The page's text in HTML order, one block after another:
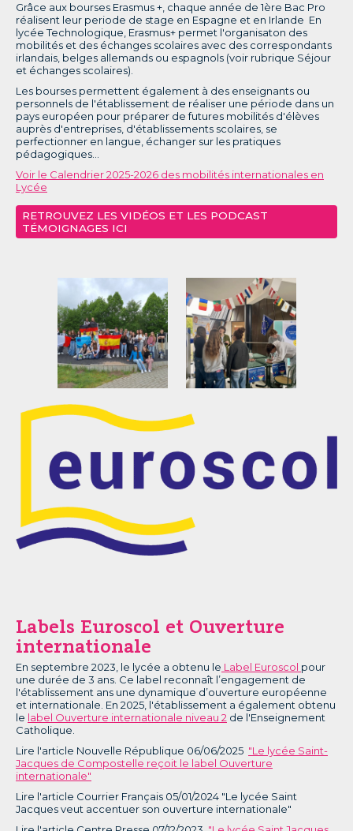
Grâce aux bourses Erasmus +, chaque année de 1ère Bac Pro
réalisent leur periode de stage en Espagne et en Irlande En
lycée Technologique, Erasmus+ permet l'organisaton des
mobilités et des échanges scolaires avec des correspondants
irlandais, belges allemands ou espagnols (voir rubrique Séjour
et échanges scolaires).
Les bourses permettent également à des enseignants ou
personnels de l'établissement de réaliser une période dans un
pays européen pour préparer de futures mobilités d'élèves
auprès d'entreprises, d'établissements scolaires, se
perfectionner en langue, échanger sur les pratiques
pédagogiques...
Voir le Calendrier 2025-2026 des mobilités internationales en
Lycée
RETROUVEZ LES VIDÉOS ET LES PODCAST
TÉMOIGNAGES ICI
Labels Euroscol et Ouverture
internationale
En septembre 2023, le lycée a obtenu le Label Euroscol pour
une durée de 3 ans. Ce label reconnaît l’engagement de
l'établissement ans une dynamique d’ouverture européenne
et internationale. En 2025, l'établissement a également obtenu
le label Ouverture internationale niveau 2 de l'Enseignement
Catholique.
Lire l'article Nouvelle République 06/06/2025 "Le lycée Saint-
Jacques de Compostelle reçoit le label Ouverture
internationale"
Lire l'article Courrier Français 05/01/2024 "Le lycée Saint
Jacques veut accentuer son ouverture internationale"